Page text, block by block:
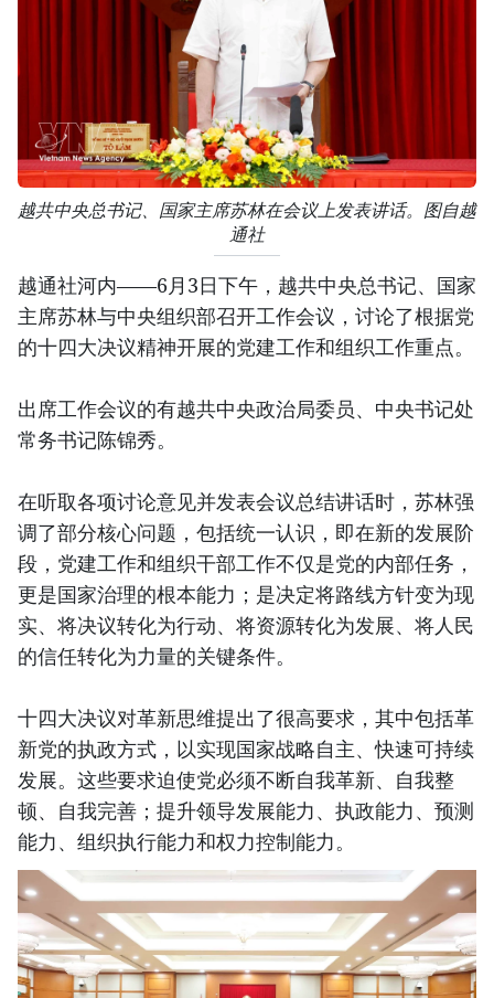
越共中央总书记、国家主席苏林在会议上发表讲话。图自越
通社
越通社河内——6月3日下午，越共中央总书记、国家
主席苏林与中央组织部召开工作会议，讨论了根据党
的十四大决议精神开展的党建工作和组织工作重点。
出席工作会议的有越共中央政治局委员、中央书记处
常务书记陈锦秀。
在听取各项讨论意见并发表会议总结讲话时，苏林强
调了部分核心问题，包括统一认识，即在新的发展阶
段，党建工作和组织干部工作不仅是党的内部任务，
更是国家治理的根本能力；是决定将路线方针变为现
实、将决议转化为行动、将资源转化为发展、将人民
的信任转化为力量的关键条件。
十四大决议对革新思维提出了很高要求，其中包括革
新党的执政方式，以实现国家战略自主、快速可持续
发展。这些要求迫使党必须不断自我革新、自我整
顿、自我完善；提升领导发展能力、执政能力、预测
能力、组织执行能力和权力控制能力。